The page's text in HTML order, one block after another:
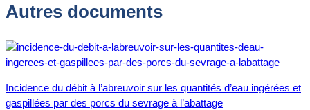
Autres documents
Incidence du débit à l’abreuvoir sur les quantités d’eau ingérées et
gaspillées par des porcs du sevrage à l’abattage